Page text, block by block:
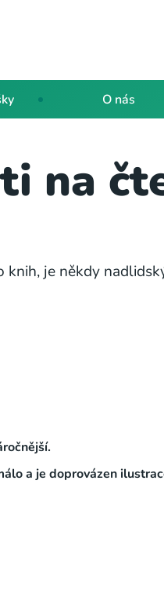
O nás
na
je někdy
a je doprovázen